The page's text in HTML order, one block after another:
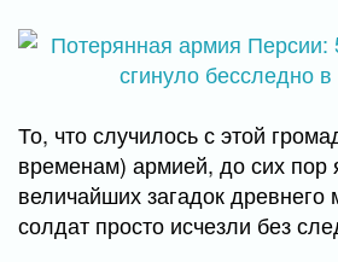
То, что случилось с этой
временам) армией, до сих пор
величайших загадок древнего
солдат просто исчезли без